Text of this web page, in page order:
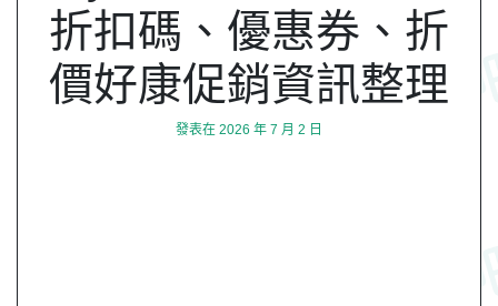
折扣碼、優惠券、折
價好康促銷資訊整理
發表在 2026 年 7 月 2 日